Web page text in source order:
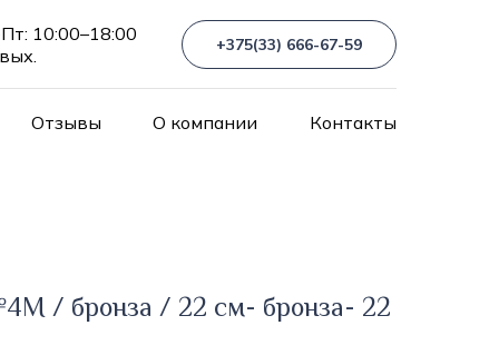
10:00–18:00
+375(33) 666-67-59
Отзывы О компании Контакты
/ бронза / 22 см- бронза- 22